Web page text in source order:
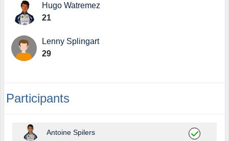
Hugo Watremez
21
Lenny Splingart
29
Participants
Antoine Spilers